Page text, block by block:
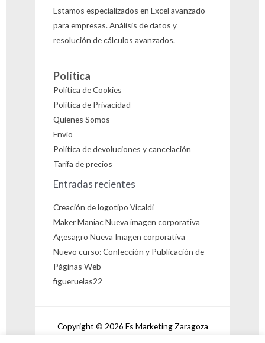
Estamos especializados en Excel avanzado
para empresas. Análisis de datos y
resolución de cálculos avanzados.
Política
Política de Cookies
Política de Privacidad
Quienes Somos
Envío
Política de devoluciones y cancelación
Tarifa de precios
Entradas recientes
Creación de logotipo Vicaldi
Maker Maniac Nueva imagen corporativa
Agesagro Nueva Imagen corporativa
Nuevo curso: Confección y Publicación de
Páginas Web
figueruelas22
Copyright © 2026 Es Marketing Zaragoza